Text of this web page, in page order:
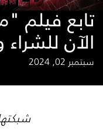
تابع فيلم
الآن للشراء
سبتمبر 02, 2024